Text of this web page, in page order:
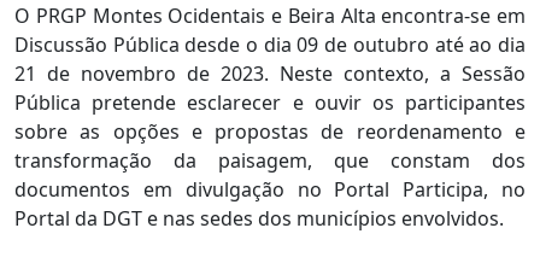
O PRGP Montes Ocidentais e Beira Alta encontra-se em
Discussão Pública desde o dia 09 de outubro até ao dia
21 de novembro de 2023. Neste contexto, a Sessão
Pública pretende esclarecer e ouvir os participantes
sobre as opções e propostas de reordenamento e
transformação da paisagem, que constam dos
documentos em divulgação no Portal Participa, no
Portal da DGT e nas sedes dos municípios envolvidos.